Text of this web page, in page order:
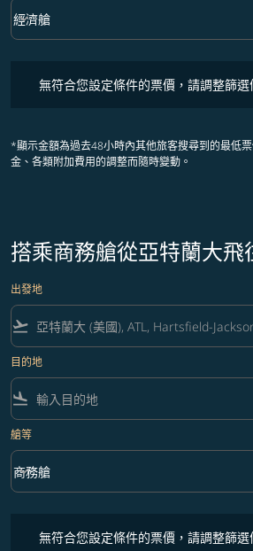
艙等 option 經濟艙 Selected
經濟艙
keyboard_arrow_down
無符合您設定條件的票價，請調整篩選
*顯示金額為過去48小時內其他旅客搜尋到的最低
金、各類附加費用的調整而隨時變動。
搭乘商務艙從亞特蘭大飛
出發地
flight_takeoff
目的地
flight_land
艙等
艙等 option 商務艙 Selected
商務艙
keyboard_arrow_down
無符合您設定條件的票價，請調整篩選